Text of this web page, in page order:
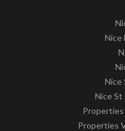
Nice
Nice
Nice St
Properties